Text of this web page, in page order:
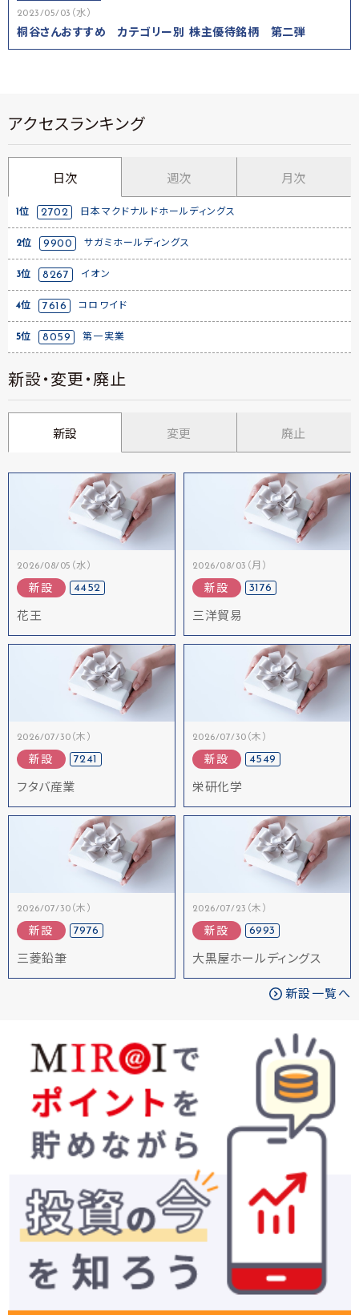
2023/05/03（水）
桐谷さんおすすめ カテゴリー別 株主優待銘柄 第二弾
アクセスランキング
日次 週次 月次
1位 2702 日本マクドナルドホールディングス
2位 9900 サガミホールディングス
3位 8267 イオン
4位 7616 コロワイド
5位 8059 第一実業
新設・変更・廃止
新設 変更 廃止
2026/08/05（水）
新設 4452
花王
2026/08/03（月）
新設 3176
三洋貿易
2026/07/30（木）
新設 7241
フタバ産業
2026/07/30（木）
新設 4549
栄研化学
2026/07/30（木）
新設 7976
三菱鉛筆
2026/07/23（木）
新設 6993
大黒屋ホールディングス
新設一覧へ